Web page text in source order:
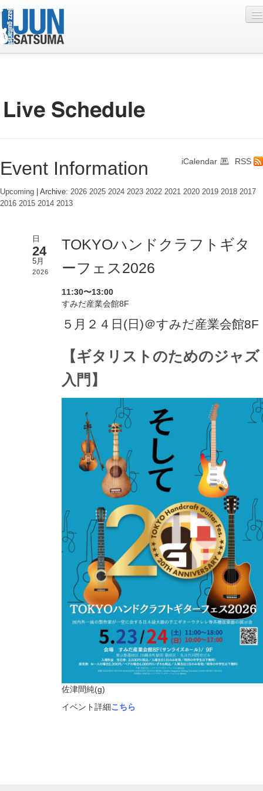
Discography
Photo
Contact
Online Lesson
RSS
iCalendar
Event Information
Upcoming | Archive: 2026 2025 2024 2023 2022 2021 2020 2019 2018 2017
2016 2015 2014 2013
日
24
5月
2026
TOKYOハンドクラフトギタ
ーフェス2026
11:30〜13:00
すみだ産業会館8F
５月２４日(日)＠すみだ産業会館8F
【ギタリストのためのジャズ
入門】
佐津間純(g)
イベント詳細こちら